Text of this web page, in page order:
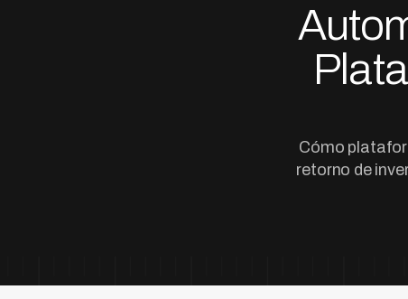
Cómo
retorno de